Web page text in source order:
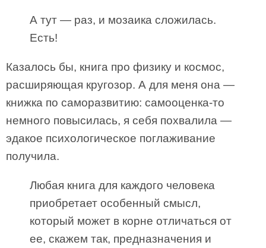
А тут — раз, и мозаика сложилась.
Есть!
Казалось бы, книга про физику и космос,
расширяющая кругозор. А для меня она —
книжка по саморазвитию: самооценка-то
немного повысилась, я себя похвалила —
эдакое психологическое поглаживание
получила.
Любая книга для каждого человека
приобретает особенный смысл,
который может в корне отличаться от
ее, скажем так, предназначения и